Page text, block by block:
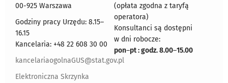
00-925 Warszawa
Godziny pracy Urzędu: 8.15–
16.15
Kancelaria: +48 22 608 30 00
kancelariaogolnaGUS@stat.gov.pl
Elektroniczna Skrzynka
(opłata zgodna z taryfą
operatora)
Konsultanci są dostępni
w dni robocze:
pon–pt : godz. 8.00–15.00